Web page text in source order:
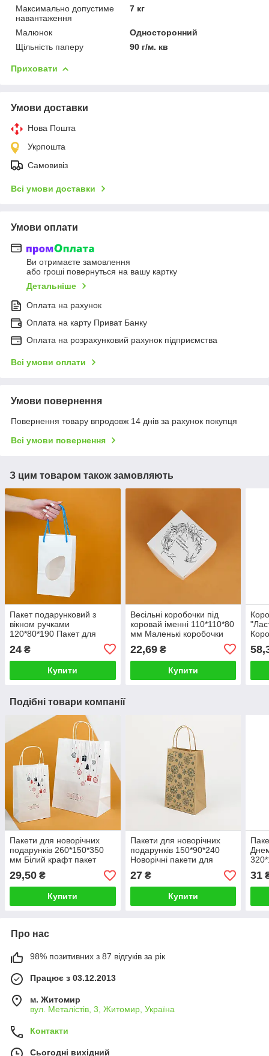
Максимально допустиме
навантаження
7 кг
Малюнок
Односторонний
Щільність паперу
90 г/м. кв
Приховати
Умови доставки
Нова Пошта
Укрпошта
Самовивіз
Всі умови доставки
Умови оплати
Ви отримаєте замовлення
або гроші повернуться на вашу картку
Детальніше
Оплата на рахунок
Оплата на карту Приват Банку
Оплата на розрахунковий рахунок підприємства
Всі умови оплати
Умови повернення
Повернення товару впродовж 14 днів за рахунок покупця
Всі умови повернення
З цим товаром також замовляють
Пакет подарунковий з
вікном ручками
120*80*190 Пакет для
кексів капкейків десертів
Пакет для шоколадних
фігурок
24 ₴
Купити
Весільні коробочки під
коровай іменні 110*110*80
мм Маленькі коробочки
під подарунки гостям на
весіллі
22,69₴
Купити
Подібні товари компанії
Пакети для новорічних
подарунків 260*150*350
мм Білий крафт пакет
новорічний
29,50 ₴
Купити
Пакети для новорічних
подарунків 150*90*240
Новорічні пакети для
цукерок Крафт пакети для
подарунків з ручками
27₴
Купити
31
Про нас
98% позитивних з 87 відгуків за рік
Працює з 03.12.2013
м. Житомир
вул. Металістів, 3, Житомир, Україна
Контакти
Сьогодні вихідний